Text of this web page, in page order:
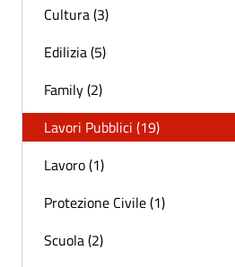
Cultura (3)
Edilizia (5)
Family (2)
Lavori Pubblici (19)
Lavoro (1)
Protezione Civile (1)
Scuola (2)